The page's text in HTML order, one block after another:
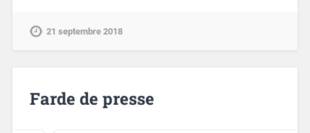
21 septembre 2018
Farde de presse